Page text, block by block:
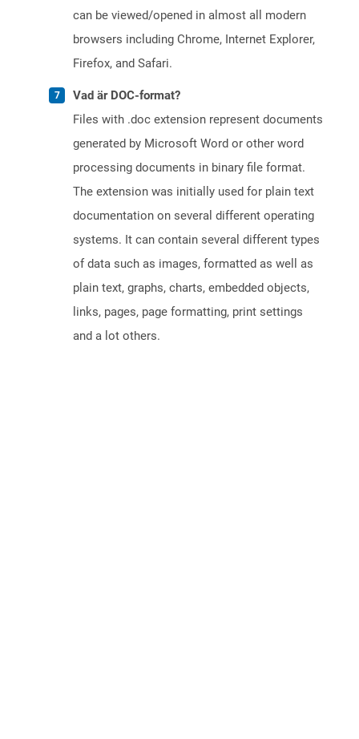
can be viewed/opened in almost all modern
browsers including Chrome, Internet Explorer,
Firefox, and Safari.
Vad är DOC-format?
Files with .doc extension represent documents
generated by Microsoft Word or other word
processing documents in binary file format.
The extension was initially used for plain text
documentation on several different operating
systems. It can contain several different types
of data such as images, formatted as well as
plain text, graphs, charts, embedded objects,
links, pages, page formatting, print settings
and a lot others.